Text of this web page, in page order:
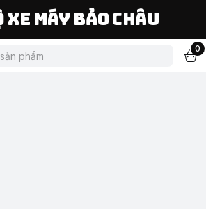
Xe Máy Bảo Châu
0